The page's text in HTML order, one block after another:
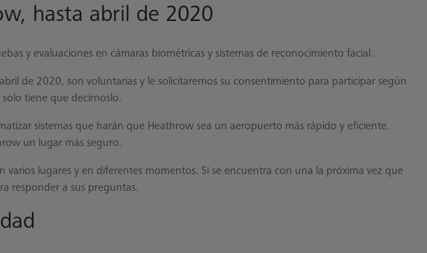
hasta abril de 2020
y evaluaciones en cámaras biométricas y sistemas de reconocimiento facial.
de 2020, son voluntarias y le solicitaremos su consentimiento para participar según
tiene que decírnoslo.
sistemas que harán que Heathrow sea un aeropuerto más rápido y eficiente.
un lugar más seguro.
varios lugares y en diferentes momentos. Si se encuentra con una la próxima vez que
responder a sus preguntas.